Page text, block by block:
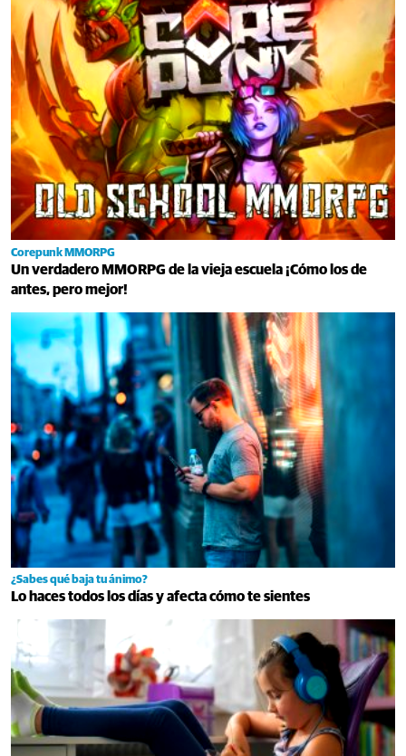
Corepunk MMORPG
Un verdadero MMORPG de la vieja escuela ¡Cómo los de
antes, pero mejor!
¿Sabes qué baja tu ánimo?
Lo haces todos los días y afecta cómo te sientes